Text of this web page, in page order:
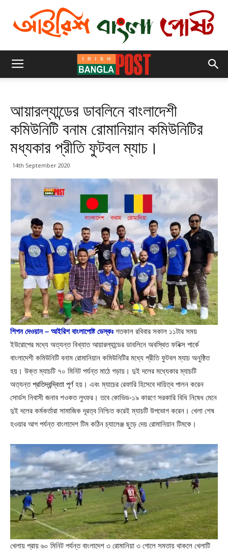
আয়ারল্যান্ডের ডাবলিনে বাংলাদেশী
কমিউনিটি বনাম রোমানিয়ান কমিউনিটির
মধ্যকার প্রীতি ফুটবল ম্যাচ।
14th September 2020
শিপন দেওয়ান – আইরিশ বাংলাপোষ্ট ডেস্কঃ গতকাল রবিবার সকাল ১১টার সময়
ইউরোপের মধ্যে অত্যন্ত বিখ্যাত আয়ারল্যান্ডের ডাবলিনে অবস্থিত ফনিক্স পার্কে
বাংলাদেশী কমিউনিটি বনাম রোমানিয়ান কমিউনিটির মধ্যে প্রীতি ফুটবল ম্যাচ অনুষ্ঠিত
হয়। উক্ত ম্যাচটি ৭০ মিনিট পর্যন্ত মাঠে গড়ায়। দুই দলের মধ্যেকার ম্যাচটি
অত্যন্তপ্রতিদ্বন্দ্বিতা পূর্ণহয়। এবং ম্যাচের রেফারি হিসেবে দায়িত্ব পালন করেন
সোর্ডস নিবাসী জনাব শওকত লুৎফর। তবে কোভিড-১৯ কারণে সরকারি বিধি নিষেধ মেনে
দুই দলের কর্মকর্তারা সামাজিক দূরত্ব নিশ্চিত করেই ম্যাচটি উপভোগ করেন। খেলা শেষ
হওয়ার আগ পর্যন্ত বাংলাদেশ টিম কঠিন চ্যালেঞ্জ ছুড়ে দেয় রোমানিয়ান টিমকে।
খেলায় প্রায় ৬০ মিনিট পর্যন্ত বাংলাদেশ ৩ রোমানিয়া ৩ গোলে সমতায় থাকলে খেলাটি